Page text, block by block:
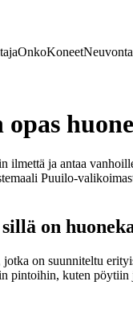
OnkoKoneetNeuvonta
ja antaa
Puuilo-
on
on suunniteltu
pintoihin, kuten